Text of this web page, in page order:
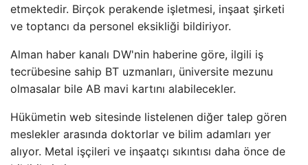
etmektedir. Birçok perakende işletmesi, inşaat şirketi
ve toptancı da personel eksikliği bildiriyor.
Alman haber kanalı DW'nin haberine göre, ilgili iş
tecrübesine sahip BT uzmanları, üniversite mezunu
olmasalar bile AB mavi kartını alabilecekler.
Hükümetin web sitesinde listelenen diğer talep gören
meslekler arasında doktorlar ve bilim adamları yer
alıyor. Metal işçileri ve inşaatçı sıkıntısı daha önce de